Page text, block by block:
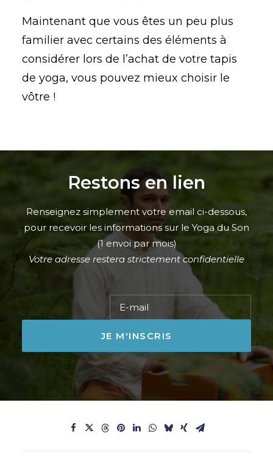
Maintenant que vous êtes un peu plus
familier avec certains des éléments à
considérer lors de l’achat de votre tapis
de yoga, vous pouvez mieux choisir le
vôtre !
Restons en lien
Renseignez simplement votre email ci-dessous,
pour recevoir les informations sur le Yoga du Son
(1 envoi par mois)
Votre adresse restera strictement confidentielle